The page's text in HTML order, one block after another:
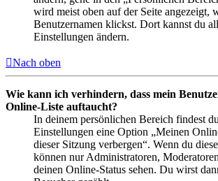
wird meist oben auf der Seite angezeigt,
Benutzernamen klickst. Dort kannst du
Einstellungen ändern.
Nach oben
Wie kann ich verhindern, dass mein
Online-Liste auftaucht?
In deinem persönlichen Bereich findest
Einstellungen eine Option „Meinen
dieser Sitzung verbergen“. Wenn du
können nur Administratoren,
deinen Online-Status sehen. Du wirst